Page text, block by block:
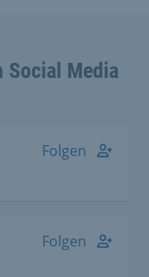
Social Media
Folgen
Folgen